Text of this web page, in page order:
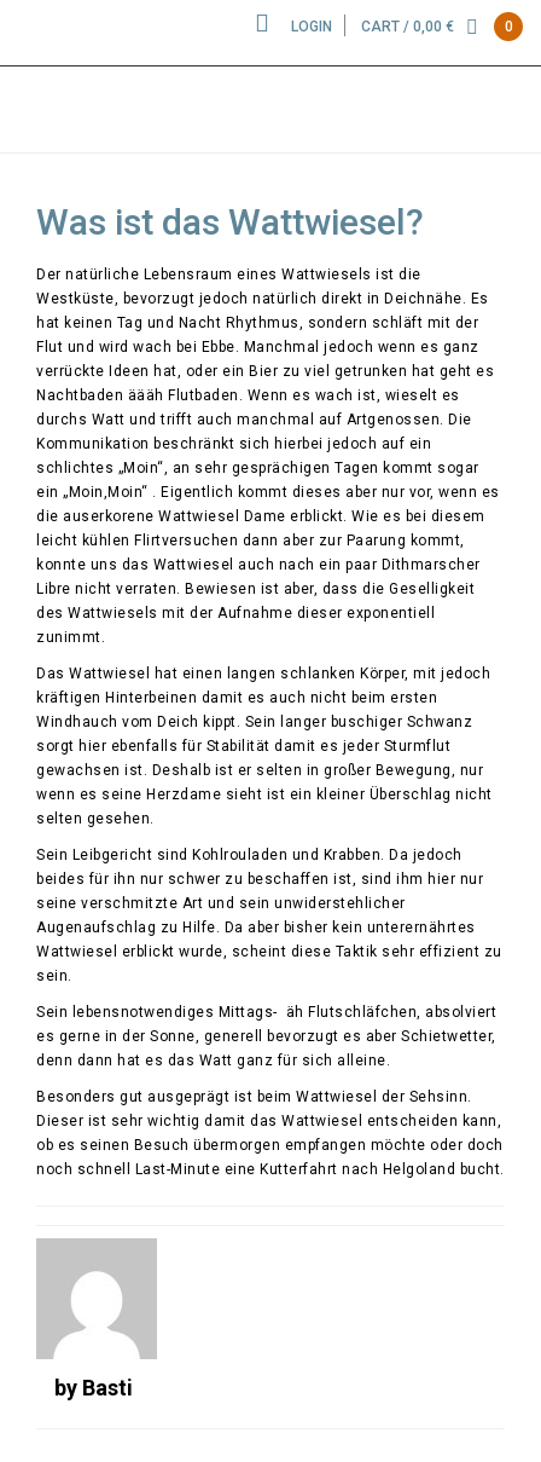
LOGIN CART / 0,00 € 0
Was ist das Wattwiesel?
Der natürliche Lebensraum eines Wattwiesels ist die
Westküste, bevorzugt jedoch natürlich direkt in Deichnähe. Es
hat keinen Tag und Nacht Rhythmus, sondern schläft mit der
Flut und wird wach bei Ebbe. Manchmal jedoch wenn es ganz
verrückte Ideen hat, oder ein Bier zu viel getrunken hat geht es
Nachtbaden äääh Flutbaden. Wenn es wach ist, wieselt es
durchs Watt und trifft auch manchmal auf Artgenossen. Die
Kommunikation beschränkt sich hierbei jedoch auf ein
schlichtes „Moin“, an sehr gesprächigen Tagen kommt sogar
ein „Moin,Moin“ . Eigentlich kommt dieses aber nur vor, wenn es
die auserkorene Wattwiesel Dame erblickt. Wie es bei diesem
leicht kühlen Flirtversuchen dann aber zur Paarung kommt,
konnte uns das Wattwiesel auch nach ein paar Dithmarscher
Libre nicht verraten. Bewiesen ist aber, dass die Geselligkeit
des Wattwiesels mit der Aufnahme dieser exponentiell
zunimmt.
Das Wattwiesel hat einen langen schlanken Körper, mit jedoch
kräftigen Hinterbeinen damit es auch nicht beim ersten
Windhauch vom Deich kippt. Sein langer buschiger Schwanz
sorgt hier ebenfalls für Stabilität damit es jeder Sturmflut
gewachsen ist. Deshalb ist er selten in großer Bewegung, nur
wenn es seine Herzdame sieht ist ein kleiner Überschlag nicht
selten gesehen.
Sein Leibgericht sind Kohlrouladen und Krabben. Da jedoch
beides für ihn nur schwer zu beschaffen ist, sind ihm hier nur
seine verschmitzte Art und sein unwiderstehlicher
Augenaufschlag zu Hilfe. Da aber bisher kein unterernährtes
Wattwiesel erblickt wurde, scheint diese Taktik sehr effizient zu
sein.
Sein lebensnotwendiges Mittags- äh Flutschläfchen, absolviert
es gerne in der Sonne, generell bevorzugt es aber Schietwetter,
denn dann hat es das Watt ganz für sich alleine.
Besonders gut ausgeprägt ist beim Wattwiesel der Sehsinn.
Dieser ist sehr wichtig damit das Wattwiesel entscheiden kann,
ob es seinen Besuch übermorgen empfangen möchte oder doch
noch schnell Last-Minute eine Kutterfahrt nach Helgoland bucht.
by Basti